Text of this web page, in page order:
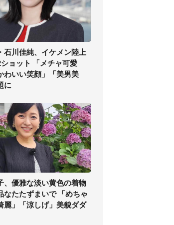
石川佳純、イケメン陸上
ョット 「メチャ可愛
わいい笑顔」「美男美
に
、優雅な淡い黄色の着物
なたたずまいで 「めちゃ
麗」「涼しげ」美貌ダダ